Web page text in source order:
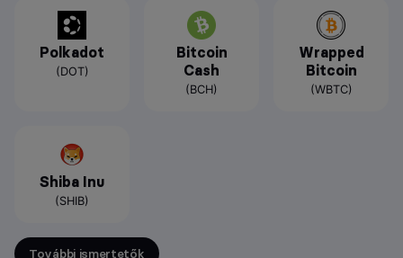
Polkadot
(DOT)
Bitcoin
Cash
(BCH)
Wrapped
Bitcoin
(WBTC)
Shiba Inu
(SHIB)
További ismertetők